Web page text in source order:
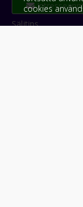
Om Klicket
Säljtips
cookies